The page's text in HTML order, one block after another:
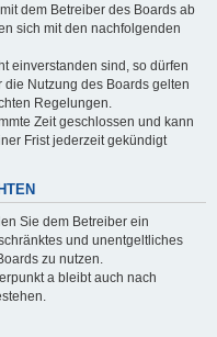
dem Betreiber des Boards ab
sich mit den nachfolgenden
einverstanden sind, so dürfen
Nutzung des Boards gelten
Regelungen.
Zeit geschlossen und kann
Frist jederzeit gekündigt
Sie dem Betreiber ein
und unentgeltliches
zu nutzen.
a bleibt auch nach